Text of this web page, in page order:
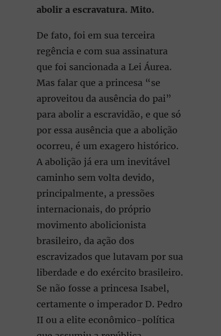
abolir a escravatura. Mito.
De fato, foi em sua terceira
regência e com sua assinatura
que foi sancionada a Lei Áurea.
Mas falar que a princesa “se
aproveitou da ausência do pai”
para abolir a escravidão, e que só
por essa ausência que a abolição
ocorreu, é um exagero histórico.
A abolição já era um inevitável
caminho sem volta devido,
principalmente, a pressões
internacionais, do próprio
movimento abolicionista
brasileiro, da ação dos
escravizados que lutavam por sua
liberdade e do exército brasileiro.
Se não fosse a princesa Isabel,
certamente o imperador D. Pedro
II ou a elite econômico-política